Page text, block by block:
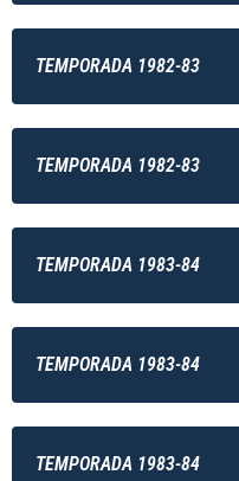
TEMPORADA 1982-83
TEMPORADA 1982-83
TEMPORADA 1983-84
TEMPORADA 1983-84
TEMPORADA 1983-84